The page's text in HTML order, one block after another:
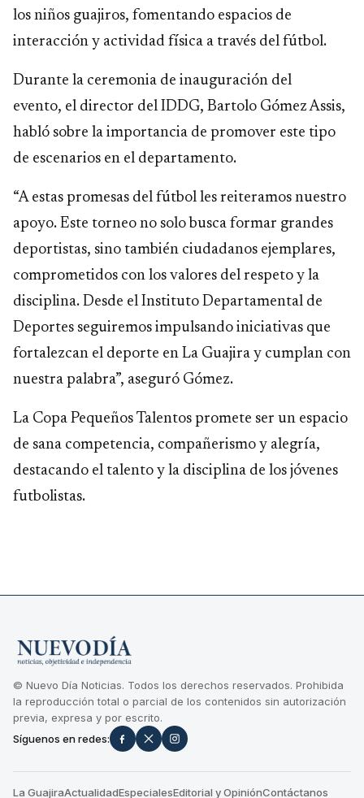
los niños guajiros, fomentando espacios de
interacción y actividad física a través del fútbol.
Durante la ceremonia de inauguración del
evento, el director del IDDG, Bartolo Gómez Assis,
habló sobre la importancia de promover este tipo
de escenarios en el departamento.
“A estas promesas del fútbol les reiteramos nuestro
apoyo. Este torneo no solo busca formar grandes
deportistas, sino también ciudadanos ejemplares,
comprometidos con los valores del respeto y la
disciplina. Desde el Instituto Departamental de
Deportes seguiremos impulsando iniciativas que
fortalezcan el deporte en La Guajira y cumplan con
nuestra palabra”, aseguró Gómez.
La Copa Pequeños Talentos promete ser un espacio
de sana competencia, compañerismo y alegría,
destacando el talento y la disciplina de los jóvenes
futbolistas.
© Nuevo Día Noticias. Todos los derechos reservados. Prohibida
la reproducción total o parcial de los contenidos sin autorización
previa, expresa y por escrito.
Síguenos en redes:
La GuajiraActualidadEspecialesEditorial y OpiniónContáctanos